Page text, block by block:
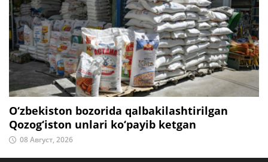
O‘zbekiston bozorida qalbakilashtirilgan
Qozog‘iston unlari ko‘payib ketgan
08 Август, 2026